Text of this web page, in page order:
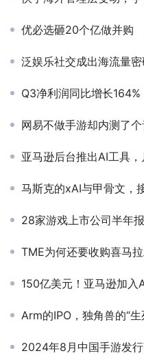
优必选砸20个亿做并购
泛娱乐社交成出海流量
Q3净利润同比增长164%，单季
网易不做手游却内测了个音
亚马逊后台推出AI工具，
马斯克的xAI与甲骨文，
28家游戏上市公司半年报解读：三七、世纪华
TME为何还要收购喜马
150亿美元！亚马逊加入
Arm的IPO，独角兽的“生
2024年8月中国手游发